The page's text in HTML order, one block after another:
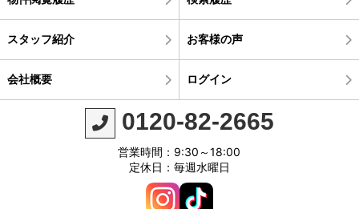
スタッフ紹介 お客様の声
会社概要 ログイン
0120-82-2665
営業時間：9:30～18:00
定休日：毎週水曜日